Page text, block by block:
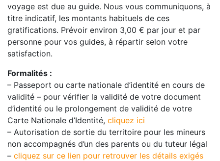
voyage est due au guide. Nous vous communiquons, à
titre indicatif, les montants habituels de ces
gratifications. Prévoir environ 3,00 € par jour et par
personne pour vos guides, à répartir selon votre
satisfaction.
Formalités :
– Passeport ou carte nationale d’identité en cours de
validité – pour vérifier la validité de votre document
d’identité ou le prolongement de validité de votre
Carte Nationale d’Identité, cliquez ici
– Autorisation de sortie du territoire pour les mineurs
non accompagnés d’un des parents ou du tuteur légal
– cliquez sur ce lien pour retrouver les détails exigés